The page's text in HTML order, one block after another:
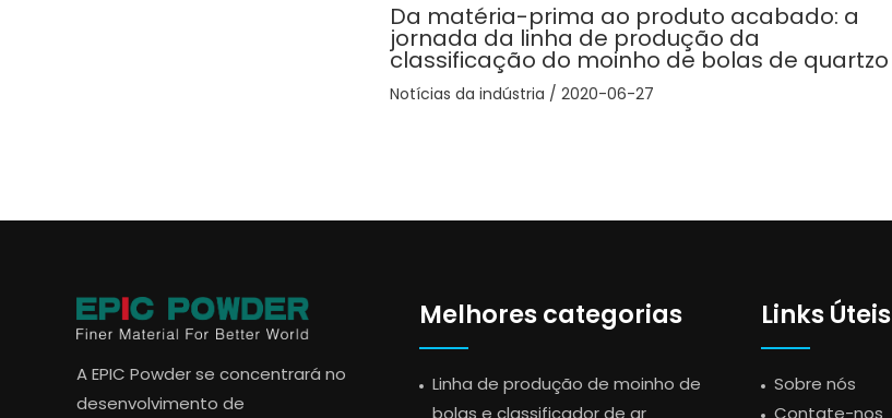
Da matéria-prima ao produto acabado: a
jornada da linha de produção da
classificação do moinho de bolas de quartzo
Notícias da indústria / 2020-06-27
A EPIC Powder se concentrará no
desenvolvimento de
Melhores categorias
Linha de produção de moinho de
bolas e classificador de ar
Links Úteis
Sobre nós
Contate-nos